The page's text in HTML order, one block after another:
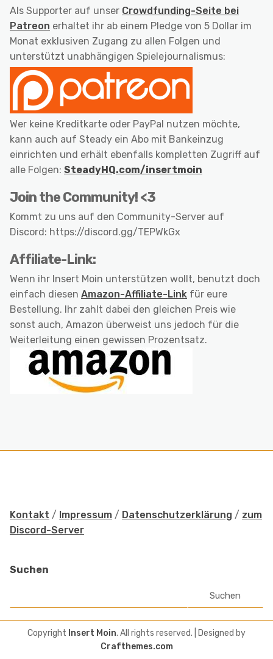
Als Supporter auf unser Crowdfunding-Seite bei
Patreon erhaltet ihr ab einem Pledge von 5 Dollar im
Monat exklusiven Zugang zu allen Folgen und
unterstützt unabhängigen Spielejournalismus:
Wer keine Kreditkarte oder PayPal nutzen möchte,
kann auch auf Steady ein Abo mit Bankeinzug
einrichten und erhält ebenfalls kompletten Zugriff auf
alle Folgen: SteadyHQ.com/insertmoin
Join the Community! <3
Kommt zu uns auf den Community-Server auf
Discord: https://discord.gg/TEPWkGx
Affiliate-Link:
Wenn ihr Insert Moin unterstützen wollt, benutzt doch
einfach diesen Amazon-Affiliate-Link für eure
Bestellung. Ihr zahlt dabei den gleichen Preis wie
sonst auch, Amazon überweist uns jedoch für die
Weiterleitung einen gewissen Prozentsatz.
Kontakt / Impressum / Datenschutzerklärung / zum
Discord-Server
Suchen
Suchen
Copyright Insert Moin. All rights reserved.
| Designed by
Crafthemes.com